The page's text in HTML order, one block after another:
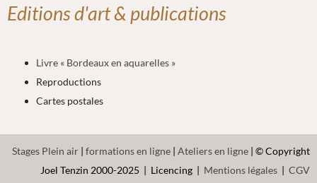
Editions d'art & publications
Livre « Bordeaux en aquarelles »
Reproductions
Cartes postales
Stages Plein air| formations en ligne| Ateliers en ligne| © Copyright
Joel Tenzin 2000-2025 | Licencing | Mentions légales| CGV